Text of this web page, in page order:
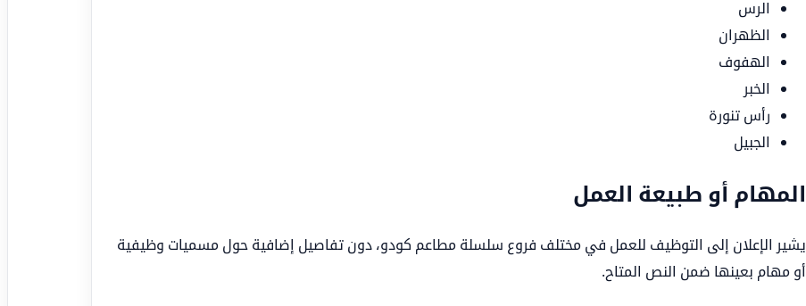
الرس
الظهران
الهفوف
الخبر
رأس تنورة
الجبيل
المهام أو طبيعة العمل
يشير الإعلان إلى التوظيف للعمل في مختلف فروع سلسلة مطاعم كودو، دون تفاصيل إضافية حول مسميات وظيفية
أو مهام بعينها ضمن النص المتاح.